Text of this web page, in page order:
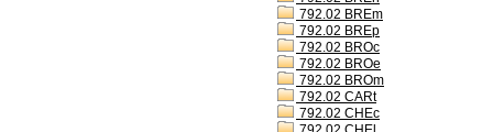
792.02 BREm
792.02 BREp
792.02 BROc
792.02 BROe
792.02 BROm
792.02 CARt
792.02 CHEc